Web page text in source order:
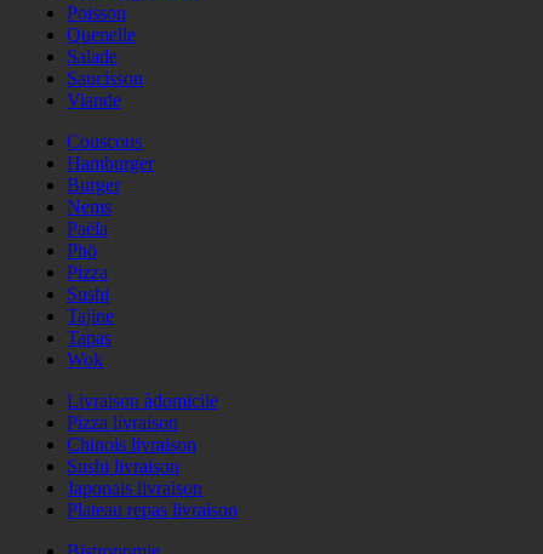
Poisson
Quenelle
Salade
Saucisson
Viande
Couscous
Hamburger
Burger
Nems
Paëla
Phö
Pizza
Sushi
Tajine
Tapas
Wok
Livraison àdomicile
Pizza livraison
Chinois livraison
Sushi livraison
Japonais livraison
Plateau repas livraison